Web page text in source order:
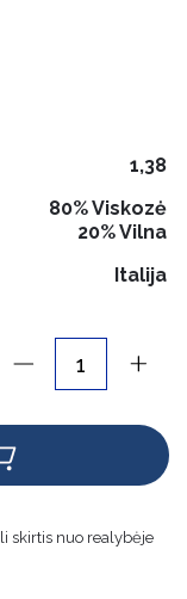
1,38
80% Viskozė
20% Vilna
Italija
skirtis nuo realybėje